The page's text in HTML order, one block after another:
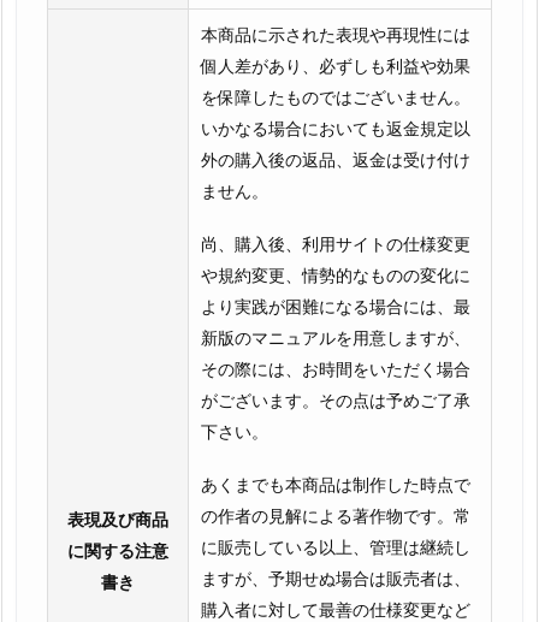
表現及び商品
に関する注意
書き
本商品に示された表現や再現性には
個人差があり、必ずしも利益や効果
を保障したものではございません。
いかなる場合においても返金規定以
外の購入後の返品、返金は受け付け
ません。
尚、購入後、利用サイトの仕様変更
や規約変更、情勢的なものの変化に
より実践が困難になる場合には、最
新版のマニュアルを用意しますが、
その際には、お時間をいただく場合
がございます。その点は予めご了承
下さい。
あくまでも本商品は制作した時点で
の作者の見解による著作物です。常
に販売している以上、管理は継続し
ますが、予期せぬ場合は販売者は、
購入者に対して最善の仕様変更など